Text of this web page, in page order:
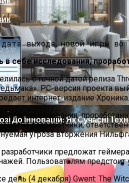
Назвали Новую Угрозу
Библию
До Інновацій: Як Сучасні
в себе исследования,
с точной датой релиза
PC-версия проекта
интернет-издание
в себе исследования,
разработчики,
угроза вторжения
предложат
Пользователям
день (4 декабря) Gwent: The